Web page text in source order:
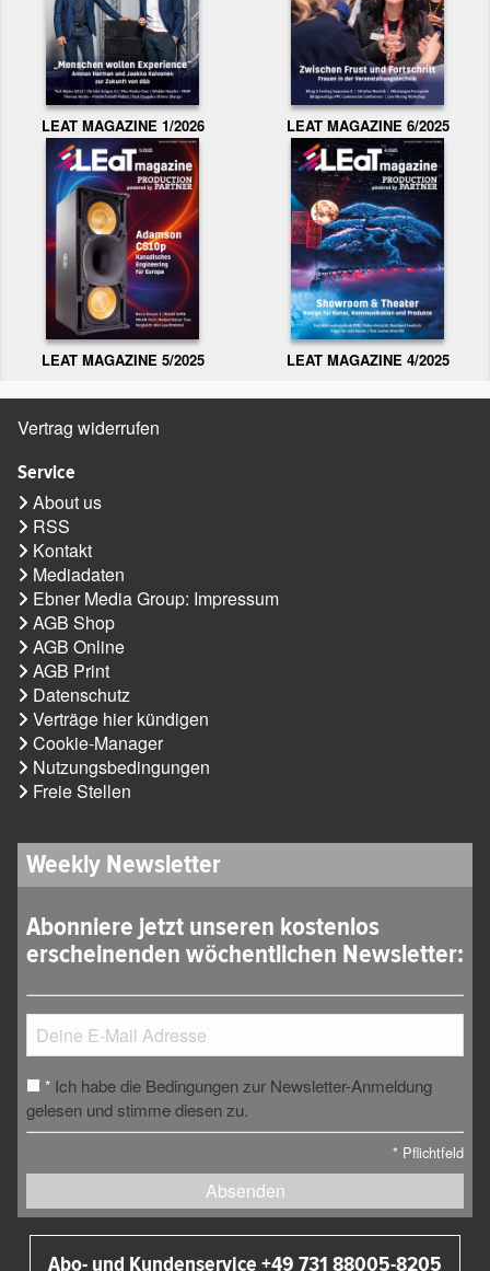
LEAT MAGAZINE 1/2026 LEAT MAGAZINE 6/2025
LEAT MAGAZINE 5/2025 LEAT MAGAZINE 4/2025
Vertrag widerrufen
Service
About us
RSS
Kontakt
Mediadaten
Ebner Media Group: Impressum
AGB Shop
AGB Online
AGB Print
Datenschutz
Verträge hier kündigen
Cookie-Manager
Nutzungsbedingungen
Freie Stellen
Weekly Newsletter
Abonniere jetzt unseren kostenlos
erscheinenden wöchentlichen Newsletter:
* Ich habe die Bedingungen zur Newsletter-Anmeldung
gelesen und stimme diesen zu.
* Pflichtfeld
Absenden
Abo- und Kundenservice +49 731 88005-8205